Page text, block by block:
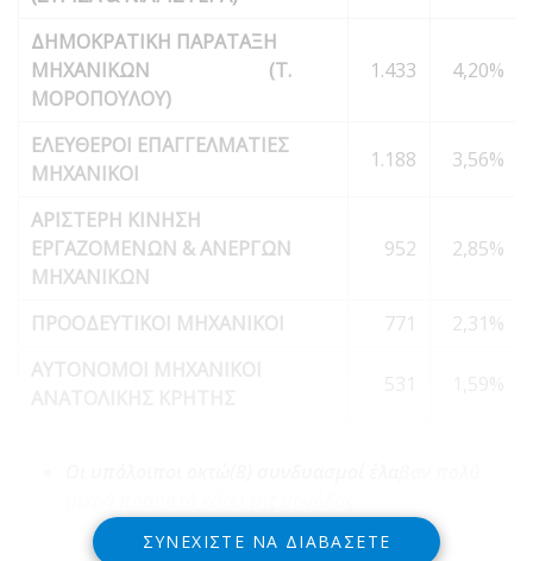
ΔΗΜΟΚΡΑΤΙΚΗ ΠΑΡΑΤΑΞΗ
ΜΗΧΑΝΙΚΩΝ (Τ.
ΜΟΡΟΠΟΥΛΟΥ)
1.433 4,20%
ΕΛΕΥΘΕΡΟΙ ΕΠΑΓΓΕΛΜΑΤΙΕΣ
ΜΗΧΑΝΙΚΟΙ
1.188 3,56%
ΑΡΙΣΤΕΡΗ ΚΙΝΗΣΗ
ΕΡΓΑΖΟΜΕΝΩΝ & ΑΝΕΡΓΩΝ
ΜΗΧΑΝΙΚΩΝ
952 2,85%
ΠΡΟΟΔΕΥΤΙΚΟΙ ΜΗΧΑΝΙΚΟΙ 771
2,31%
ΣΥΝΕΧΊΣΤΕ ΝΑ ΔΙΑΒΆΣΕΤΕ